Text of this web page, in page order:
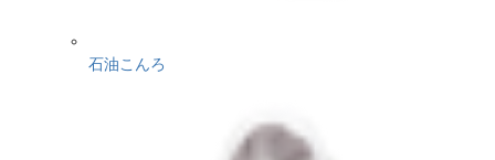
石油こんろ